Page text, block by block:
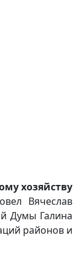
хозяйству
Вячеслав
Думы Галина
районов и